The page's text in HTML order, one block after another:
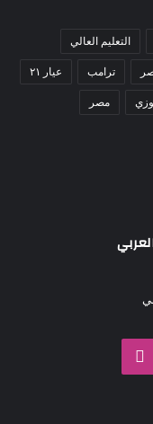
التعليم العالي
ترامب عيار ٢١
مصر